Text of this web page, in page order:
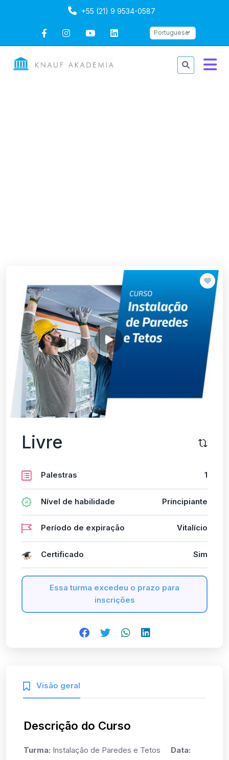
+55 (21) 9 9534-0587
Portuguese
Visão geral
Descrição do Curso
Turma: Instalação de Paredes e Tetos Data:
Livre
Palestras 1
Nível de habilidade Principiante
Período de expiração Vitalício
Certificado Sim
Essa turma excedeu o prazo para
inscrições